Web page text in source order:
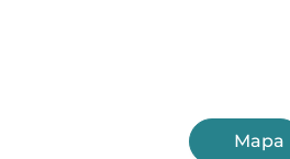
Mapa